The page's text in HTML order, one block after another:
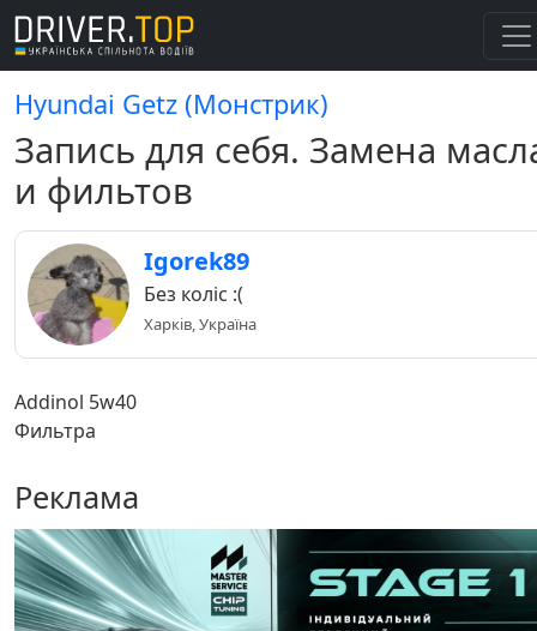
Hyundai Getz (Монстрик)
Запись для себя. Замена
и фильтов
Igorek89
Без коліс :(
Харків, Україна
Addinol 5w40
Фильтра
Реклама